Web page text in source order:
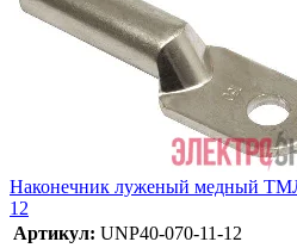
Наконечник луженый медный
12
Артикул: UNP40-070-11-12